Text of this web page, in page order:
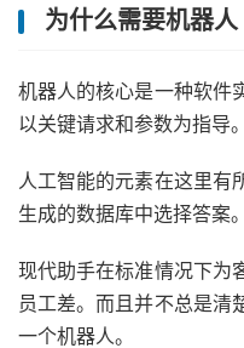
为什么需要机器人
机器人的核心是一种软件
以关键请求和参数为指导。
人工智能的元素在这里有
生成的数据库中选择答案。
现代助手在标准情况下为
员工差。而且并不总是清
一个机器人。